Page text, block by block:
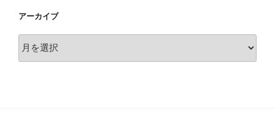
アーカイブ
ー